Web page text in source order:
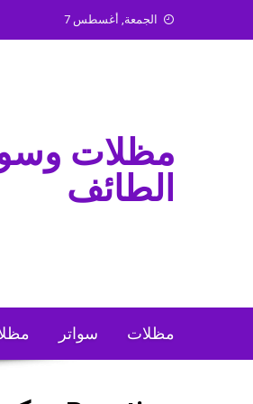
الجمعة, أغسطس 7
مظلات
الطائف
مظلات سواتر